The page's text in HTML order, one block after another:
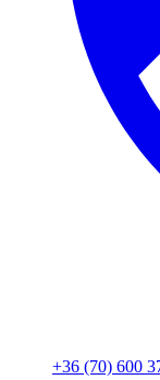
+36 (70) 600